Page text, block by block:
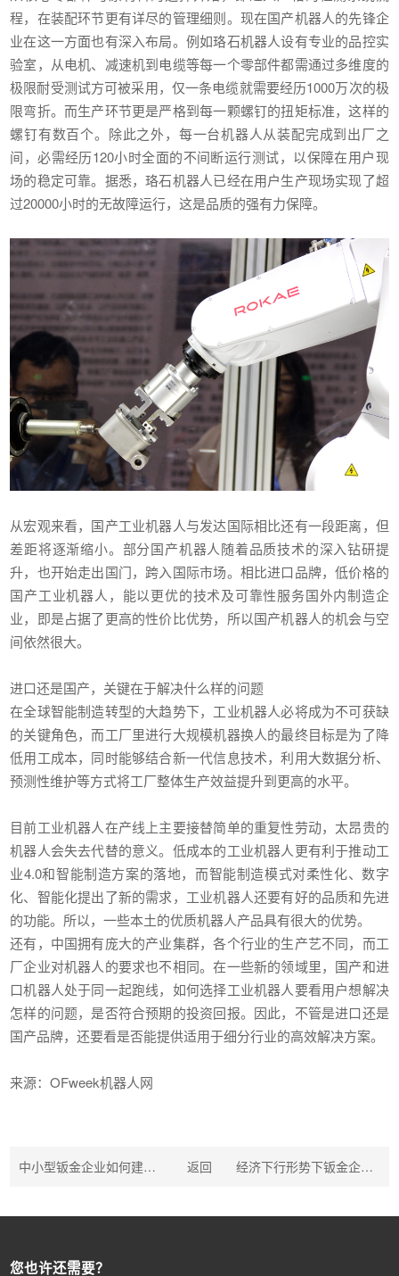
程，在装配环节更有详尽的管理细则。现在国产机器人的先锋企
业在这一方面也有深入布局。例如珞石机器人设有专业的品控实
验室，从电机、减速机到电缆等每一个零部件都需通过多维度的
极限耐受测试方可被采用，仅一条电缆就需要经历1000万次的极
限弯折。而生产环节更是严格到每一颗螺钉的扭矩标准，这样的
螺钉有数百个。除此之外，每一台机器人从装配完成到出厂之
间，必需经历120小时全面的不间断运行测试，以保障在用户现
场的稳定可靠。据悉，珞石机器人已经在用户生产现场实现了超
过20000小时的无故障运行，这是品质的强有力保障。
从宏观来看，国产工业机器人与发达国际相比还有一段距离，但
差距将逐渐缩小。部分国产机器人随着品质技术的深入钻研提
升，也开始走出国门，跨入国际市场。相比进口品牌，低价格的
国产工业机器人，能以更优的技术及可靠性服务国外内制造企
业，即是占据了更高的性价比优势，所以国产机器人的机会与空
间依然很大。
进口还是国产，关键在于解决什么样的问题
在全球智能制造转型的大趋势下，工业机器人必将成为不可获缺
的关键角色，而工厂里进行大规模机器换人的最终目标是为了降
低用工成本，同时能够结合新一代信息技术，利用大数据分析、
预测性维护等方式将工厂整体生产效益提升到更高的水平。
目前工业机器人在产线上主要接替简单的重复性劳动，太昂贵的
机器人会失去代替的意义。低成本的工业机器人更有利于推动工
业4.0和智能制造方案的落地，而智能制造模式对柔性化、数字
化、智能化提出了新的需求，工业机器人还要有好的品质和先进
的功能。所以，一些本土的优质机器人产品具有很大的优势。
还有，中国拥有庞大的产业集群，各个行业的生产艺不同，而工
厂企业对机器人的要求也不相同。在一些新的领域里，国产和进
口机器人处于同一起跑线，如何选择工业机器人要看用户想解决
怎样的问题，是否符合预期的投资回报。因此，不管是进口还是
国产品牌，还要看是否能提供适用于细分行业的高效解决方案。
来源：OFweek机器人网
中小型钣金企业如何建立数字化的计划体系 返回 经济下行形势下钣金企业发展之道
您也许还需要？